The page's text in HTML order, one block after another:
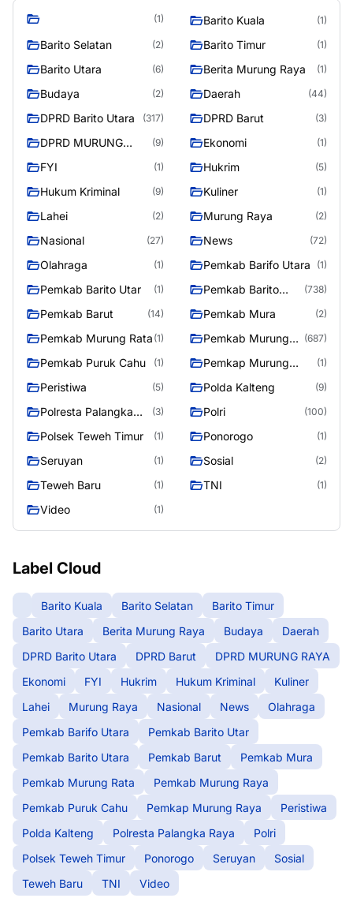
(1) Barito Kuala (1)
Barito Selatan (2) Barito Timur (1)
Barito Utara (6) Berita Murung Raya (1)
Budaya (2) Daerah (44)
DPRD Barito Utara (317) DPRD Barut (3)
DPRD MURUNG
(9) Ekonomi (1)
FYI (1) Hukrim (5)
Hukum Kriminal (9) Kuliner (1)
Lahei (2) Murung Raya (2)
Nasional (27) News (72)
Olahraga (1) Pemkab Barifo Utara (1)
Pemkab Barito Utar (1)
Pemkab Barito
(738)
Pemkab Barut (14) Pemkab Mura (2)
Pemkab Murung Rata (1)
Pemkab Murung
(687)
Pemkab Puruk Cahu (1)
Pemkap Murung
(1)
Peristiwa (5) Polda Kalteng (9)
Polresta Palangka
(3) Polri (100)
Polsek Teweh Timur (1) Ponorogo (1)
Seruyan (1) Sosial (2)
Teweh Baru (1) TNI (1)
Video (1)
Label Cloud
Barito Kuala Barito Selatan
Barito Timur
Barito Utara
Berita Murung Raya Budaya
Daerah
DPRD Barito Utara
DPRD Barut
DPRD MURUNG RAYA
Ekonomi
FYI Hukrim Hukum Kriminal
Kuliner
Lahei
Murung Raya Nasional News
Olahraga
Pemkab Barifo Utara
Pemkab Barito Utar
Pemkab Barito Utara
Pemkab Barut
Pemkab Mura
Pemkab Murung Rata
Pemkab Murung Raya
Pemkab Puruk Cahu
Pemkap Murung Raya
Peristiwa
Polda Kalteng
Polresta Palangka Raya
Polri
Polsek Teweh Timur
Ponorogo Seruyan
Sosial
Teweh Baru
TNI Video